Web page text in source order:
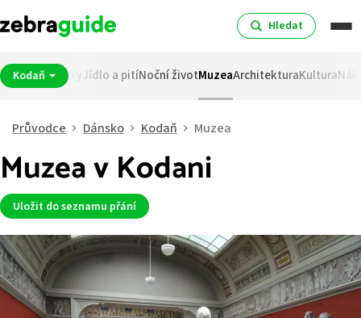
Hledat
KodaňPamátkyJídlo a pitíNoční životMuzeaArchitekturaKultura
Průvodce Dánsko Kodaň Muzea
Muzea v Kodani
Uložit do seznamu přání